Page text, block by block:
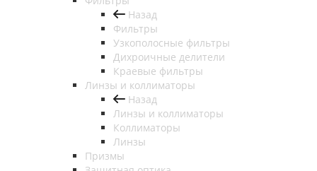
Назад
Фильтры
Узкополосные фильтры
Дихроичные делители
Краевые фильтры
Линзы и коллиматоры
Назад
Линзы и коллиматоры
Коллиматоры
Линзы
Призмы